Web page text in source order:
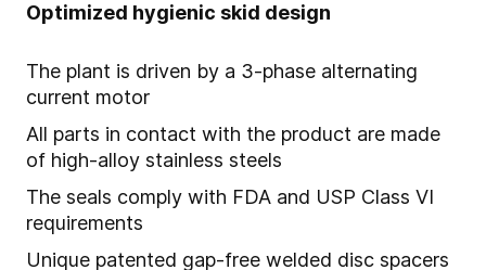
Optimized hygienic skid design
The plant is driven by a 3-phase alternating
current motor
All parts in contact with the product are made
of high-alloy stainless steels
The seals comply with FDA and USP Class VI
requirements
Unique patented gap-free welded disc spacers